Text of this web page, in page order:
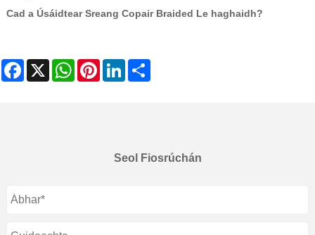
Cad a Úsáidtear Sreang Copair Braided Le haghaidh?
Facebook
X WhatsAppPinterestLinkedIn
Seol Fiosrúchán